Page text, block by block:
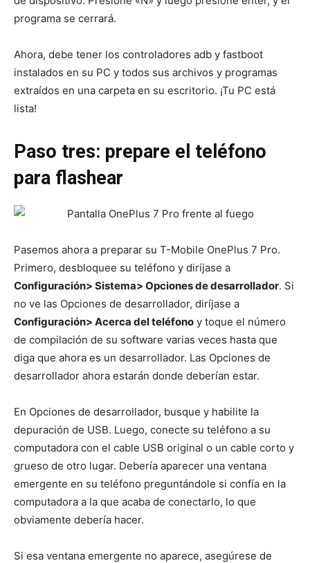
programa se cerrará.
Ahora, debe tener los controladores adb y fastboot
instalados en su PC y todos sus archivos y programas
extraídos en una carpeta en su escritorio. ¡Tu PC está
lista!
Paso tres: prepare el teléfono
para flashear
Pasemos ahora a preparar su T-Mobile OnePlus 7 Pro.
Primero, desbloquee su teléfono y diríjase a
Configuración> Sistema> Opciones de desarrollador. Si
no ve las Opciones de desarrollador, diríjase a
Configuración> Acerca del teléfono y toque el número
de compilación de su software varias veces hasta que
diga que ahora es un desarrollador. Las Opciones de
desarrollador ahora estarán donde deberían estar.
En Opciones de desarrollador, busque y habilite la
depuración de USB. Luego, conecte su teléfono a su
computadora con el cable USB original o un cable corto y
grueso de otro lugar. Debería aparecer una ventana
emergente en su teléfono preguntándole si confía en la
computadora a la que acaba de conectarlo, lo que
obviamente debería hacer.
Si esa ventana emergente no aparece, asegúrese de